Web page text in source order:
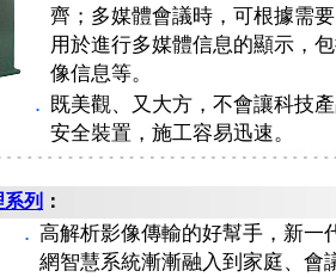
齊；多媒體會議時，可根據需
用於進行多媒體信息的顯示，
像信息等。
． 既美觀、又大方，不會讓科技
安全裝置，施工容易迅速。
列 ：
． 高解析影像傳輸的好幫手，新一
網智慧系統漸漸融入到家庭、會